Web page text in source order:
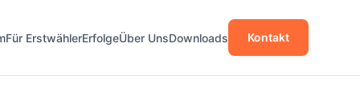
Für ErstwählerErfolgeÜber UnsDownloads Kontakt